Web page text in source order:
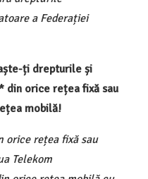
a Federației
ți drepturile și
din orice rețea fixă sau
mobilă!
orice rețea fixă sau
Telekom